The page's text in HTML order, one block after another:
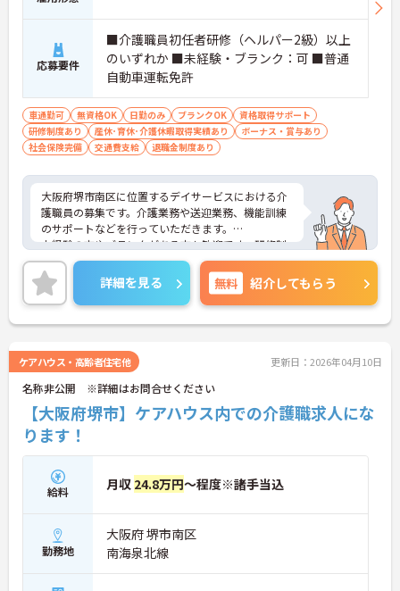
応募要件
■介護職員初任者研修（ヘルパー2級）以上
のいずれか ■未経験・ブランク：可 ■普通
自動車運転免許
車通勤可 無資格OK 日勤のみ ブランクOK
資格取得サポート
研修制度あり
産休･育休･介護休暇取得実績あり
ボーナス・賞与あり
社会保険完備
交通費支給 退職金制度あり
大阪府堺市南区に位置するデイサービスにおける介
護職員の募集です。介護業務や送迎業務、機能訓練
のサポートなどを行っていただきます。
未経験の方やブランクがある方も歓迎です。研修制
度があるので、安心してご勤務いただけます。
ご興味のある方には、面接対策ポイントなど、さら
に詳細をお話しいたしますのでお気軽にご相談くだ
さい！
詳細を見る 無料 紹介してもらう
ケアハウス・高齢者住宅他 更新日：2026年04月10日
名称非公開 ※詳細はお問合せください
【大阪府堺市】ケアハウス内での介護職求人にな
ります！
給料 月収 24.8万円～程度※諸手当込
勤務地
大阪府 堺市南区
南海泉北線